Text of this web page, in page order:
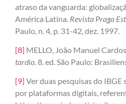
atraso da vanguarda:
América Latina. Revista Praga
Paulo, n. 4, p. 31-42, dez. 1997.
[8] MELLO, João Manuel
tardio. 8. ed. São Paulo:
[9] Ver duas pesquisas do
por plataformas digitais,